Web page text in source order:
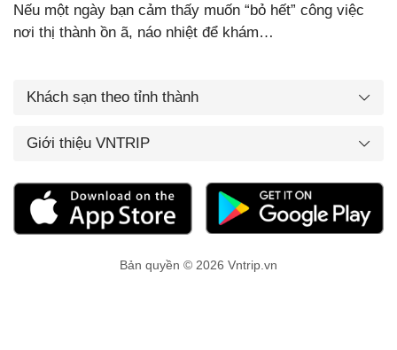
Nếu một ngày bạn cảm thấy muốn “bỏ hết” công việc
nơi thị thành ồn ã, náo nhiệt để khám…
Khách sạn theo tỉnh thành
Giới thiệu VNTRIP
Bản quyền © 2026 Vntrip.vn